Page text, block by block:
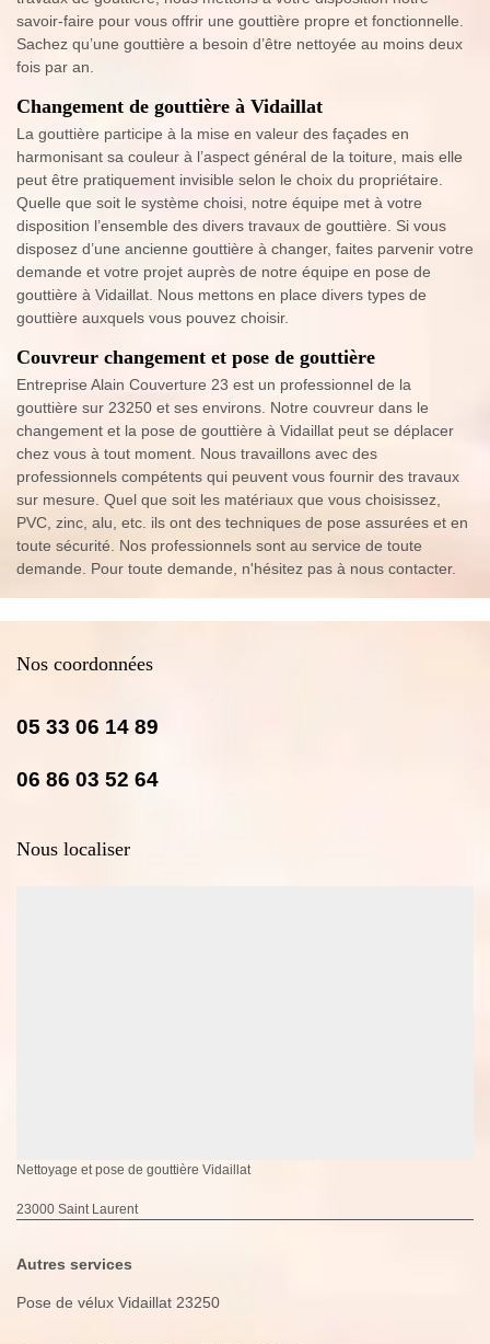
savoir-faire pour vous offrir une gouttière propre et fonctionnelle.
Sachez qu’une gouttière a besoin d’être nettoyée au moins deux
fois par an.
Changement de gouttière à Vidaillat
La gouttière participe à la mise en valeur des façades en
harmonisant sa couleur à l’aspect général de la toiture, mais elle
peut être pratiquement invisible selon le choix du propriétaire.
Quelle que soit le système choisi, notre équipe met à votre
disposition l’ensemble des divers travaux de gouttière. Si vous
disposez d’une ancienne gouttière à changer, faites parvenir votre
demande et votre projet auprès de notre équipe en pose de
gouttière à Vidaillat. Nous mettons en place divers types de
gouttière auxquels vous pouvez choisir.
Couvreur changement et pose de gouttière
Entreprise Alain Couverture 23 est un professionnel de la
gouttière sur 23250 et ses environs. Notre couvreur dans le
changement et la pose de gouttière à Vidaillat peut se déplacer
chez vous à tout moment. Nous travaillons avec des
professionnels compétents qui peuvent vous fournir des travaux
sur mesure. Quel que soit les matériaux que vous choisissez,
PVC, zinc, alu, etc. ils ont des techniques de pose assurées et en
toute sécurité. Nos professionnels sont au service de toute
demande. Pour toute demande, n'hésitez pas à nous contacter.
Nos coordonnées
05 33 06 14 89
06 86 03 52 64
Nous localiser
Nettoyage et pose de gouttière Vidaillat
23000 Saint Laurent
Autres services
Pose de vélux Vidaillat 23250